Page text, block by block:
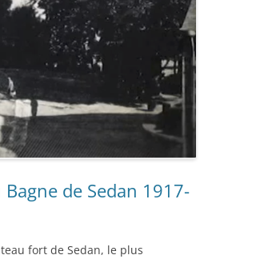
de Sedan 1917-
fort de Sedan, le plus